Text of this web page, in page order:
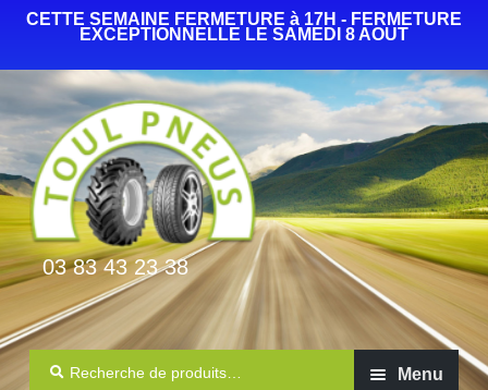
CETTE SEMAINE FERMETURE à 17H - FERMETURE
EXCEPTIONNELLE LE SAMEDI 8 AOUT
03 83 43 23 38
Recherche
Menu